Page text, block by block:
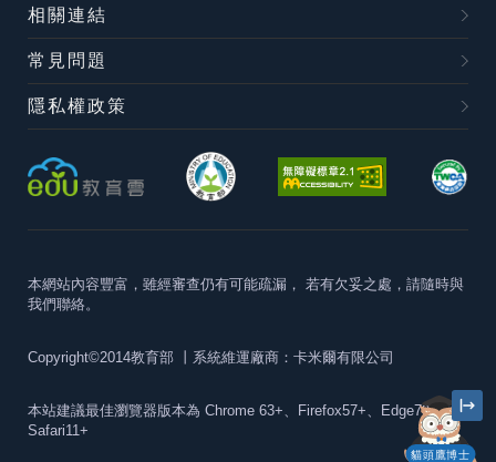
貓頭鷹博士
相關連結
常見問題
隱私權政策
本網站內容豐富，雖經審查仍有可能疏漏， 若有欠妥之處，請隨時與
我們聯絡。
Copyright©2014教育部 丨系統維運廠商：卡米爾有限公司
本站建議最佳瀏覽器版本為 Chrome 63+、Firefox57+、Edge79+及
Safari11+